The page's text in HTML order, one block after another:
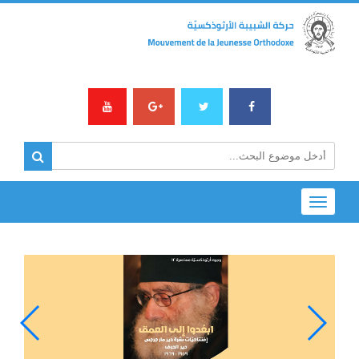
Toggle
navigation
... فيديو مميّز مستوحى من مقال كوستي بندلي ب
... الله الغائب الحاضر في الضيقات
... صدور كتاب “The Church in Movement&